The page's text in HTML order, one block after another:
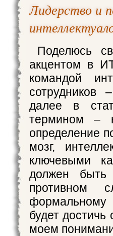
Лидерство и
Поделюсь
акцентом в
командой
сотрудников
далее в
термином –
определение
мозг,
ключевыми
должен
противном
формальному
будет
моем